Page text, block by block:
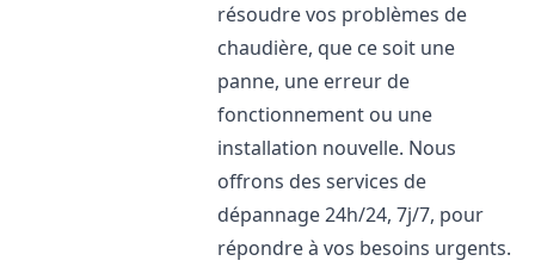
résoudre vos problèmes de
chaudière, que ce soit une
panne, une erreur de
fonctionnement ou une
installation nouvelle. Nous
offrons des services de
dépannage 24h/24, 7j/7, pour
répondre à vos besoins urgents.